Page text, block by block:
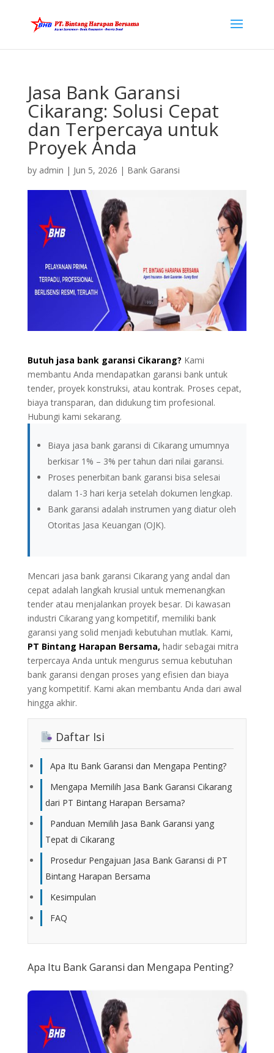
Jasa Bank Garansi
Cikarang: Solusi Cepat
dan Terpercaya untuk
Proyek Anda
by admin | Jun 5, 2026 | Bank Garansi
Butuh jasa bank garansi Cikarang? Kami
membantu Anda mendapatkan garansi bank untuk
tender, proyek konstruksi, atau kontrak. Proses cepat,
biaya transparan, dan didukung tim profesional.
Hubungi kami sekarang.
Biaya jasa bank garansi di Cikarang umumnya
berkisar 1% – 3% per tahun dari nilai garansi.
Proses penerbitan bank garansi bisa selesai
dalam 1-3 hari kerja setelah dokumen lengkap.
Bank garansi adalah instrumen yang diatur oleh
Otoritas Jasa Keuangan (OJK).
Mencari jasa bank garansi Cikarang yang andal dan
cepat adalah langkah krusial untuk memenangkan
tender atau menjalankan proyek besar. Di kawasan
industri Cikarang yang kompetitif, memiliki bank
garansi yang solid menjadi kebutuhan mutlak. Kami,
PT Bintang Harapan Bersama, hadir sebagai mitra
terpercaya Anda untuk mengurus semua kebutuhan
bank garansi dengan proses yang efisien dan biaya
yang kompetitif. Kami akan membantu Anda dari awal
hingga akhir.
Daftar Isi
Apa Itu Bank Garansi dan Mengapa Penting?
Mengapa Memilih Jasa Bank Garansi Cikarang
dari PT Bintang Harapan Bersama?
Panduan Memilih Jasa Bank Garansi yang
Tepat di Cikarang
Prosedur Pengajuan Jasa Bank Garansi di PT
Bintang Harapan Bersama
Kesimpulan
FAQ
Apa Itu Bank Garansi dan Mengapa Penting?